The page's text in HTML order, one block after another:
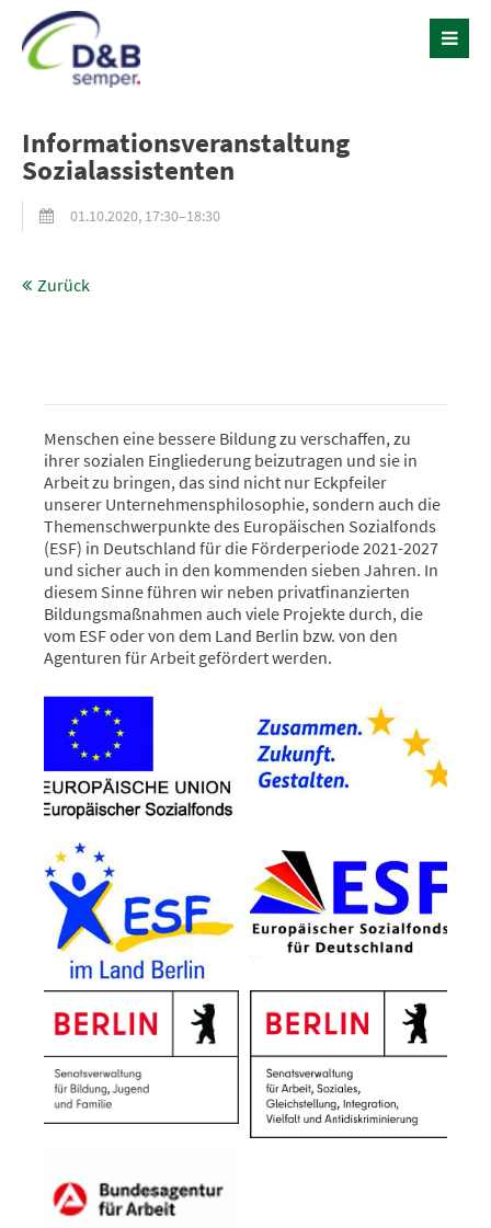
Informationsveranstaltung
Sozialassistenten
01.10.2020, 17:30–18:30
Zurück
Menschen eine bessere Bildung zu verschaffen, zu
ihrer sozialen Eingliederung beizutragen und sie in
Arbeit zu bringen, das sind nicht nur Eckpfeiler
unserer Unternehmensphilosophie, sondern auch die
Themenschwerpunkte des Europäischen Sozialfonds
(ESF) in Deutschland für die Förderperiode 2021-2027
und sicher auch in den kommenden sieben Jahren. In
diesem Sinne führen wir neben privatfinanzierten
Bildungsmaßnahmen auch viele Projekte durch, die
vom ESF oder von dem Land Berlin bzw. von den
Agenturen für Arbeit gefördert werden.